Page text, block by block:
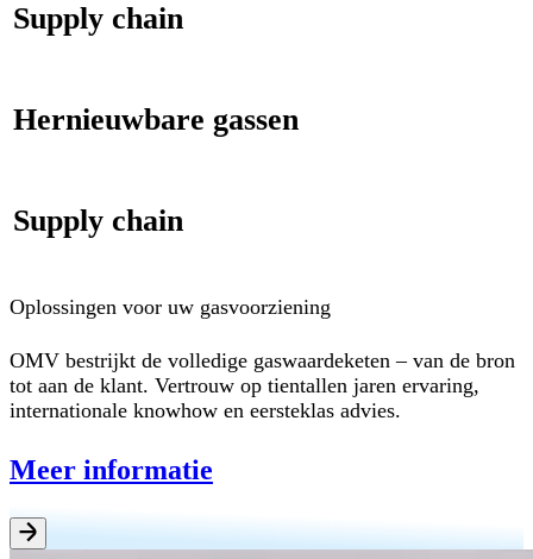
Supply chain
Hernieuwbare gassen
Supply chain
Oplossingen voor uw gasvoorziening
OMV bestrijkt de volledige gaswaardeketen – van de bron
tot aan de klant. Vertrouw op tientallen jaren ervaring,
internationale knowhow en eersteklas advies.
Meer informatie